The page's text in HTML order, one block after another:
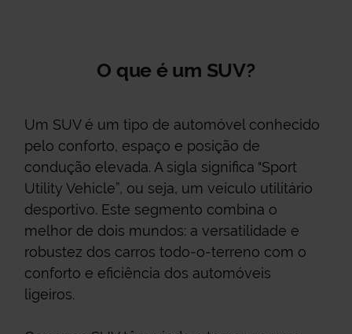
O que é um SUV?
Um SUV é um tipo de automóvel conhecido
pelo conforto, espaço e posição de
condução elevada. A sigla significa "Sport
Utility Vehicle”, ou seja, um veículo utilitário
desportivo. Este segmento combina o
melhor de dois mundos: a versatilidade e
robustez dos carros todo-o-terreno com o
conforto e eficiência dos automóveis
ligeiros.